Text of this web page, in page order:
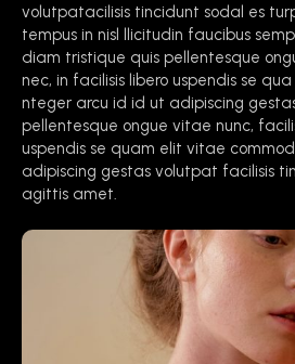
volutpatacilisis tincidunt sodal es
tempus in nisl llicitudin faucibus
diam tristique quis pellentesque
nec, in facilisis libero uspendis se
nteger arcu id id ut adipiscing
pellentesque ongue vitae nunc,
uspendis se quam elit vitae
adipiscing gestas volutpat facilisis
agittis amet.